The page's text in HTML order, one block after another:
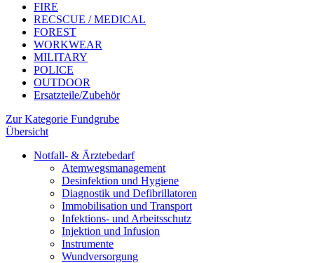
FIRE
RECSCUE / MEDICAL
FOREST
WORKWEAR
MILITARY
POLICE
OUTDOOR
Ersatzteile/Zubehör
Zur Kategorie Fundgrube
Übersicht
Notfall- & Ärztebedarf
Atemwegsmanagement
Desinfektion und Hygiene
Diagnostik und Defibrillatoren
Immobilisation und Transport
Infektions- und Arbeitsschutz
Injektion und Infusion
Instrumente
Wundversorgung